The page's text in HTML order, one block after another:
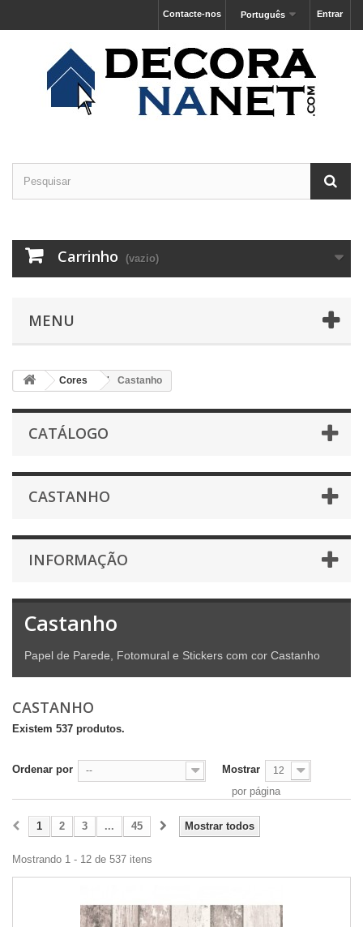
Entrar
Português
Contacte-nos
Carrinho (vazio)
MENU
Cores Castanho
CATÁLOGO
CASTANHO
INFORMAÇÃO
Castanho
Papel de Parede, Fotomural e Stickers com cor Castanho
CASTANHO
Existem 537 produtos.
Ordenar por -- Mostrar 12
por página
Mostrar todos
1 2 3 ... 45
Mostrando 1 - 12 de 537 itens